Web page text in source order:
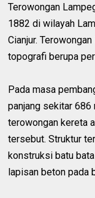
Terowongan
1882 di wilayah
Cianjur.
topografi berupa
Pada masa
panjang sekitar 686
terowongan kereta
tersebut. Struktur
konstruksi batu
lapisan beton pada